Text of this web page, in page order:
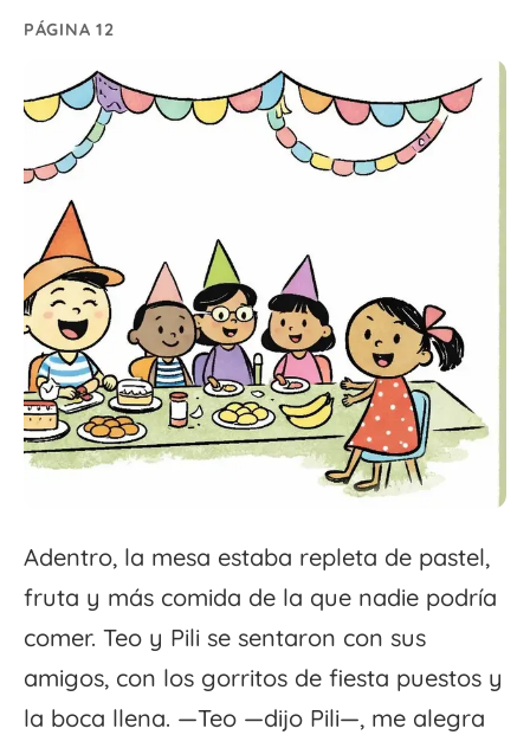
PÁGINA 12
Adentro, la mesa estaba repleta de pastel,
fruta y más comida de la que nadie podría
comer. Teo y Pili se sentaron con sus
amigos, con los gorritos de fiesta puestos y
la boca llena. —Teo —dijo Pili—, me alegra